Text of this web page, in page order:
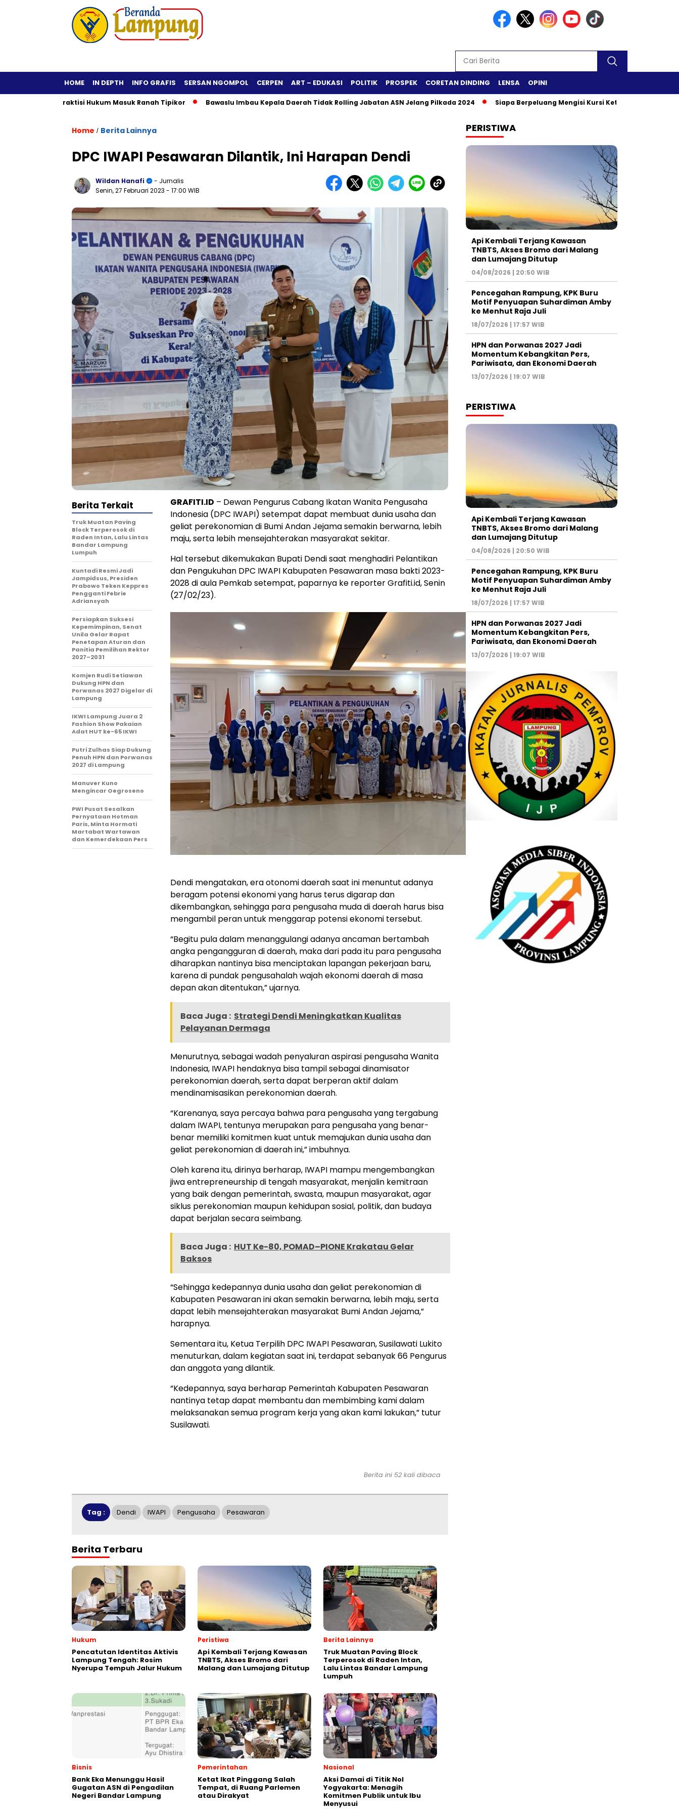
HOME IN DEPTH INFO GRAFIS SERSAN NGOMPOL CERPEN ART – EDUKASI POLITIK PROSPEK CORETAN DINDING LENSA OPINI
Fiktif, Praktisi Hukum Masuk Ranah Tipikor Bawaslu Imbau Kepala Daerah Tidak Rolling Jabatan ASN Jelang Pilkada 2024 Siapa Berpeluang Mengisi Kursi Ketua DPR RI?
Home / Berita Lainnya
DPC IWAPI Pesawaran Dilantik, Ini Harapan Dendi
Wildan Hanafi
- Jurnalis
Senin, 27 Februari 2023 - 17:00 WIB
GRAFITI.ID – Dewan Pengurus Cabang Ikatan Wanita Pengusaha
Indonesia (DPC IWAPI) setempat dapat membuat dunia usaha dan
geliat perekonomian di Bumi Andan Jejama semakin berwarna, lebih
maju, serta lebih mensejahterakan masyarakat sekitar.
Hal tersebut dikemukakan Bupati Dendi saat menghadiri Pelantikan
dan Pengukuhan DPC IWAPI Kabupaten Pesawaran masa bakti 2023-
2028 di aula Pemkab setempat, paparnya ke reporter Grafiti.id, Senin
(27/02/23).
Dendi mengatakan, era otonomi daerah saat ini menuntut adanya
beragam potensi ekonomi yang harus terus digarap dan
dikembangkan, sehingga para pengusaha muda di daerah harus bisa
mengambil peran untuk menggarap potensi ekonomi tersebut.
“Begitu pula dalam menanggulangi adanya ancaman bertambah
angka pengangguran di daerah, maka dari pada itu para pengusaha
diharapkan nantinya bisa menciptakan lapangan pekerjaan baru,
karena di pundak pengusahalah wajah ekonomi daerah di masa
depan akan ditentukan,” ujarnya.
Baca Juga : Strategi Dendi Meningkatkan Kualitas
Pelayanan Dermaga
Menurutnya, sebagai wadah penyaluran aspirasi pengusaha Wanita
Indonesia, IWAPI hendaknya bisa tampil sebagai dinamisator
perekonomian daerah, serta dapat berperan aktif dalam
mendinamisasikan perekonomian daerah.
“Karenanya, saya percaya bahwa para pengusaha yang tergabung
dalam IWAPI, tentunya merupakan para pengusaha yang benar-
benar memiliki komitmen kuat untuk memajukan dunia usaha dan
geliat perekonomian di daerah ini,” imbuhnya.
Oleh karena itu, dirinya berharap, IWAPI mampu mengembangkan
jiwa entrepreneurship di tengah masyarakat, menjalin kemitraan
yang baik dengan pemerintah, swasta, maupun masyarakat, agar
siklus perekonomian maupun kehidupan sosial, politik, dan budaya
dapat berjalan secara seimbang.
Baca Juga : HUT Ke-80, POMAD–PIONE Krakatau Gelar
Baksos
“Sehingga kedepannya dunia usaha dan geliat perekonomian di
Kabupaten Pesawaran ini akan semakin berwarna, lebih maju, serta
dapat lebih mensejahterakan masyarakat Bumi Andan Jejama,”
harapnya.
Sementara itu, Ketua Terpilih DPC IWAPI Pesawaran, Susilawati Lukito
menuturkan, dalam kegiatan saat ini, terdapat sebanyak 66 Pengurus
dan anggota yang dilantik.
“Kedepannya, saya berharap Pemerintah Kabupaten Pesawaran
nantinya tetap dapat membantu dan membimbing kami dalam
melaksanakan semua program kerja yang akan kami lakukan,” tutur
Susilawati.
Berita Terkait
Truk Muatan Paving
Block Terperosok di
Raden Intan, Lalu Lintas
Bandar Lampung
Lumpuh
Kuntadi Resmi Jadi
Jampidsus, Presiden
Prabowo Teken Keppres
Pengganti Febrie
Adriansyah
Persiapkan Suksesi
Kepemimpinan, Senat
Unila Gelar Rapat
Penetapan Aturan dan
Panitia Pemilihan Rektor
2027–2031
Komjen Rudi Setiawan
Dukung HPN dan
Porwanas 2027 Digelar di
Lampung
IKWI Lampung Juara 2
Fashion Show Pakaian
Adat HUT ke-65 IKWI
Putri Zulhas Siap Dukung
Penuh HPN dan Porwanas
2027 di Lampung
Manuver Kuno
Mengincar Oegroseno
PWI Pusat Sesalkan
Pernyataan Hotman
Paris, Minta Hormati
Martabat Wartawan
dan Kemerdekaan Pers
Berita ini 52 kali dibaca
Tag : Dendi IWAPI Pengusaha Pesawaran
Berita Terbaru
Hukum
Pencatutan Identitas Aktivis
Lampung Tengah: Rosim
Nyerupa Tempuh Jalur Hukum
Peristiwa
Api Kembali Terjang Kawasan
TNBTS, Akses Bromo dari
Malang dan Lumajang Ditutup
Berita Lainnya
Truk Muatan Paving Block
Terperosok di Raden Intan,
Lalu Lintas Bandar Lampung
Lumpuh
Bisnis
Bank Eka Menunggu Hasil
Gugatan ASN di Pengadilan
Negeri Bandar Lampung
Pemerintahan
Ketat Ikat Pinggang Salah
Tempat, di Ruang Parlemen
atau Dirakyat
Nasional
Aksi Damai di Titik Nol
Yogyakarta: Menagih
Komitmen Publik untuk Ibu
Menyusui
PERISTIWA
Api Kembali Terjang Kawasan
TNBTS, Akses Bromo dari Malang
dan Lumajang Ditutup
04/08/2026 | 20:50 WIB
Pencegahan Rampung, KPK Buru
Motif Penyuapan Suhardiman Amby
ke Menhut Raja Juli
18/07/2026 | 17:57 WIB
HPN dan Porwanas 2027 Jadi
Momentum Kebangkitan Pers,
Pariwisata, dan Ekonomi Daerah
13/07/2026 | 19:07 WIB
PERISTIWA
Api Kembali Terjang Kawasan
TNBTS, Akses Bromo dari Malang
dan Lumajang Ditutup
04/08/2026 | 20:50 WIB
Pencegahan Rampung, KPK Buru
Motif Penyuapan Suhardiman Amby
ke Menhut Raja Juli
18/07/2026 | 17:57 WIB
HPN dan Porwanas 2027 Jadi
Momentum Kebangkitan Pers,
Pariwisata, dan Ekonomi Daerah
13/07/2026 | 19:07 WIB